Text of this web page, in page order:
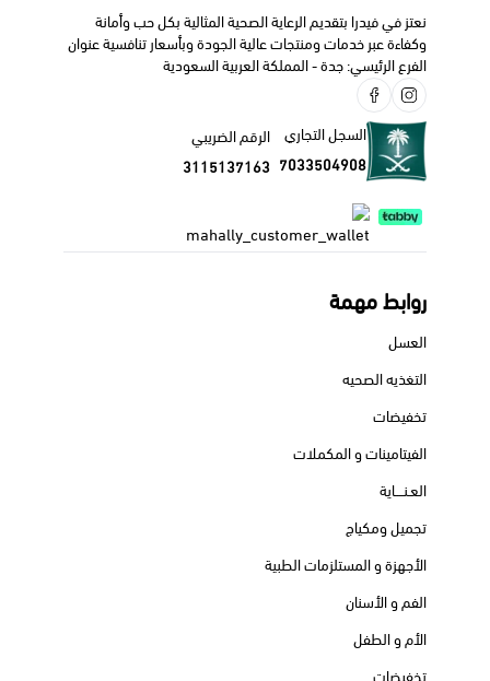
اسهال.
قيء.
ننصحك دائما بالتواصل مع طبيبك الخاص أو الصيدلي قبل البدء
في استخدام هذا الدواء.
نعتز في فيدرا بتقديم الرعاية الصحية المثالية بكل حب وأمانة
وكفاءة عبر خدمات ومنتجات عالية الجودة وبأسعار تنافسية عنوان
الفرع الرئيسي: جدة - المملكة العربية السعودية
السجل التجاري
7033504908
الرقم الضريبي
3115137163
روابط مهمة
العسل
التغذيه الصحيه
تخفيضات
الفيتامينات و المكملات
العـنــــاية
تجميل ومكياج
الأجهزة و المستلزمات الطبية
الفم و الأسنان
الأم و الطفل